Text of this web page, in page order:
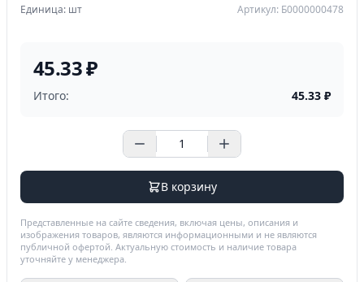
Единица: шт Артикул: Б0000000478
45.33 ₽
Итого: 45.33 ₽
В корзину
Представленные на сайте сведения, включая цены, описания и
изображения товаров, являются информационными и не являются
публичной офертой. Актуальную стоимость и наличие товара
уточняйте у менеджера.